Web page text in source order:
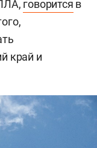
говорится в
край и